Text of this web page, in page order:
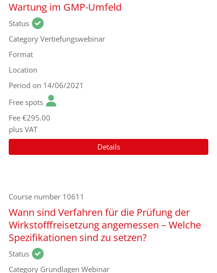
Wartung im GMP-Umfeld
Status
Category Vertiefungswebinar
Format
Location
Period on 14/06/2021
Free spots
Fee €295.00
plus VAT
Details
Course number 10611
Wann sind Verfahren für die Prüfung der
Wirkstofffreisetzung angemessen – Welche
Spezifikationen sind zu setzen?
Status
Category Grundlagen Webinar